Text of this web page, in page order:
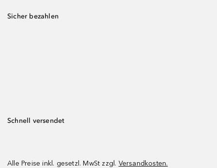
Sicher bezahlen
Schnell versendet
Alle Preise inkl. gesetzl. MwSt zzgl. Versandkosten.